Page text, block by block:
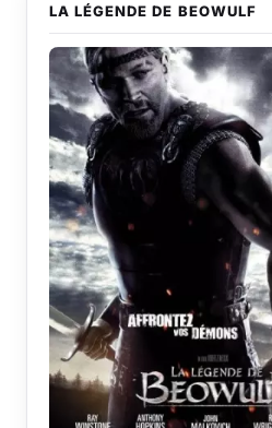
LA LÉGENDE DE BEOWULF